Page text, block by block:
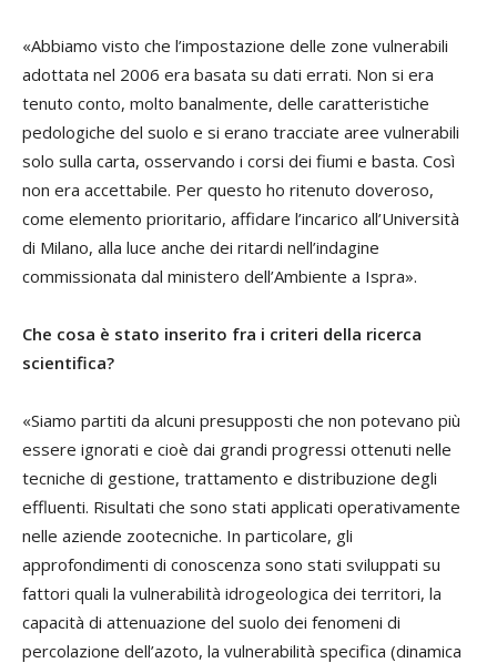
«Abbiamo visto che l’impostazione delle zone vulnerabili
adottata nel 2006 era basata su dati errati. Non si era
tenuto conto, molto banalmente, delle caratteristiche
pedologiche del suolo e si erano tracciate aree vulnerabili
solo sulla carta, osservando i corsi dei fiumi e basta. Così
non era accettabile. Per questo ho ritenuto doveroso,
come elemento prioritario, affidare l’incarico all’Università
di Milano, alla luce anche dei ritardi nell’indagine
commissionata dal ministero dell’Ambiente a Ispra».
Che cosa è stato inserito fra i criteri della ricerca
scientifica?
«Siamo partiti da alcuni presupposti che non potevano più
essere ignorati e cioè dai grandi progressi ottenuti nelle
tecniche di gestione, trattamento e distribuzione degli
effluenti. Risultati che sono stati applicati operativamente
nelle aziende zootecniche. In particolare, gli
approfondimenti di conoscenza sono stati sviluppati su
fattori quali la vulnerabilità idrogeologica dei territori, la
capacità di attenuazione del suolo dei fenomeni di
percolazione dell’azoto, la vulnerabilità specifica (dinamica